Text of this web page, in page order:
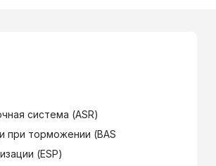
система (ASR)
при торможении (BAS
(ESP)